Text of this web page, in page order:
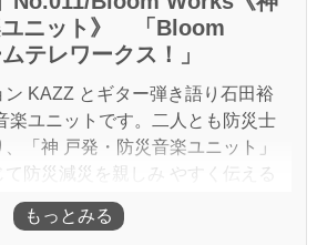
ユニット》 「Bloom
テレワークス！」
KAZZ とギター弾き語り石田裕
楽ユニットです。二人とも防災士
「神 戸発・防災音楽ユニット」
防災減災を親しみ やすく伝える
サートや内閣府ぼうさいこくたいな